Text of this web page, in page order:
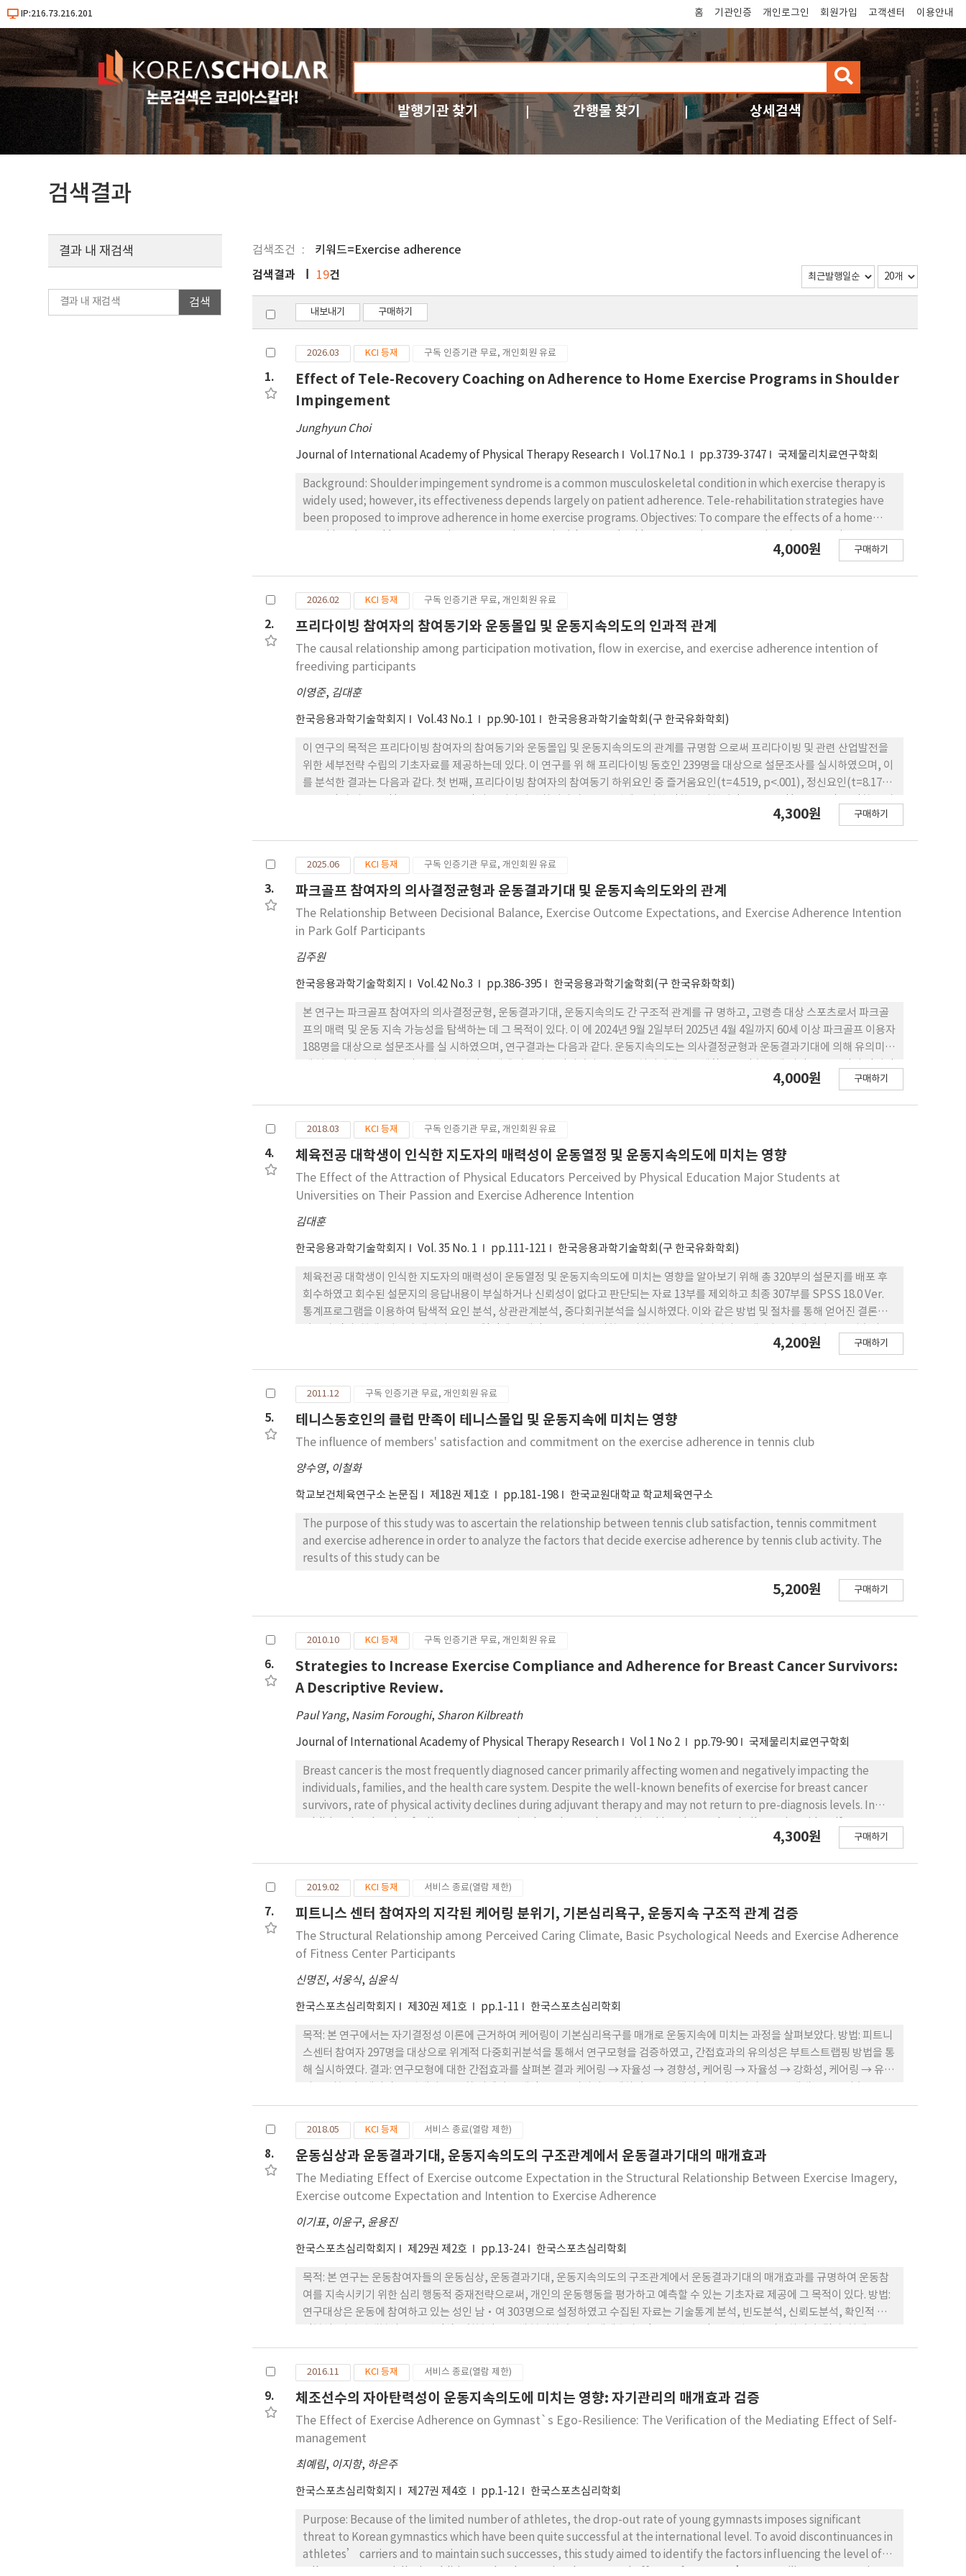
IP:216.73.216.201 홈 기관인증 개인로그인 회원가입 고객센터 이용안내
검
색
발행기관 찾기 간행물 찾기 상세검색
검색결과
검색조건 키워드=Exercise adherence
결과 내 재검색
검색
검색결과 19건
내보내기 구매하기
1.
2026.03 KCI 등재 구독 인증기관 무료, 개인회원 유료
Effect of Tele-Recovery Coaching on Adherence to Home Exercise Programs in Shoulder
Impingement
Junghyun Choi
Journal of International Academy of Physical Therapy Research Vol.17 No.1 pp.3739-3747 국제물리치료연구학회
Background: Shoulder impingement syndrome is a common musculoskeletal condition in which exercise therapy is
widely used; however, its effectiveness depends largely on patient adherence. Tele-rehabilitation strategies have
been proposed to improve adherence in home exercise programs. Objectives: To compare the effects of a home
adherence, pain intensity, and shoulder disability. Design: A randomized controlled trial. Methods: Thirty
group additionally received structured tele-recovery coaching sessions focusing on feedback, goal setting, and
problem-solving strategies. Outcomes included exercise adherence (%), pain intensity (Numeric Rating Scale), and
mixed models and repeated measures ANOVA were used for statistical analysis. Results: The HCHEP group showed
significantly higher adherence and greater improvements in pain and shoulder disability compared with the HEP
group (P<0.01). Significant interactions (group, time) were observed for all outcomes. Conclusion: Tele-recovery
4,000원 구매하기
2.
2026.02 KCI 등재 구독 인증기관 무료, 개인회원 유료
프리다이빙 참여자의 참여동기와 운동몰입 및 운동지속의도의 인과적 관계
The causal relationship among participation motivation, flow in exercise, and exercise adherence intention of
freediving participants
이영준, 김대훈
한국응용과학기술학회지 Vol.43 No.1 pp.90-101 한국응용과학기술학회(구 한국유화학회)
이 연구의 목적은 프리다이빙 참여자의 참여동기와 운동몰입 및 운동지속의도의 관계를 규명함 으로써 프리다이빙 및 관련 산업발전을
위한 세부전략 수립의 기초자료를 제공하는데 있다. 이 연구를 위 해 프리다이빙 동호인 239명을 대상으로 설문조사를 실시하였으며, 이
를 분석한 결과는 다음과 같다. 첫 번째, 프리다이빙 참여자의 참여동기 하위요인 중 즐거움요인(t=4.519, p<.001), 정신요인(t=8.173,
치지 않았다. 두 번째, 프리다이빙 참여자의 참여동기 하위요인 중 사교요인 (t=3.901, p<.001)이 운동지속의도에 유의한 영향을 미쳤지
4,300원 구매하기
3.
2025.06 KCI 등재 구독 인증기관 무료, 개인회원 유료
파크골프 참여자의 의사결정균형과 운동결과기대 및 운동지속의도와의 관계
The Relationship Between Decisional Balance, Exercise Outcome Expectations, and Exercise Adherence Intention
in Park Golf Participants
김주원
한국응용과학기술학회지 Vol.42 No.3 pp.386-395 한국응용과학기술학회(구 한국유화학회)
본 연구는 파크골프 참여자의 의사결정균형, 운동결과기대, 운동지속의도 간 구조적 관계를 규 명하고, 고령층 대상 스포츠로서 파크골
프의 매력 및 운동 지속 가능성을 탐색하는 데 그 목적이 있다. 이 에 2024년 9월 2일부터 2025년 4월 4일까지 60세 이상 파크골프 이용자
188명을 대상으로 설문조사를 실 시하였으며, 연구결과는 다음과 같다. 운동지속의도는 의사결정균형과 운동결과기대에 의해 유의미하
만족 및 사회적 의미 추구의 여가활동으로 재정의하고 있음을 시사하며, 파크골 프 프로그램 개발 시 정서적·사회적 요구를 반영한 맞
초자료로서의 의의를 갖는다.
4,000원 구매하기
4.
2018.03 KCI 등재 구독 인증기관 무료, 개인회원 유료
체육전공 대학생이 인식한 지도자의 매력성이 운동열정 및 운동지속의도에 미치는 영향
The Effect of the Attraction of Physical Educators Perceived by Physical Education Major Students at
Universities on Their Passion and Exercise Adherence Intention
김대훈
한국응용과학기술학회지 Vol. 35 No. 1 pp.111-121 한국응용과학기술학회(구 한국유화학회)
체육전공 대학생이 인식한 지도자의 매력성이 운동열정 및 운동지속의도에 미치는 영향을 알아보기 위해 총 320부의 설문지를 배포 후
회수하였고 회수된 설문지의 응답내용이 부실하거나 신뢰성이 없다고 판단되는 자료 13부를 제외하고 최종 307부를 SPSS 18.0 Ver.
통계프로그램을 이용하여 탐색적 요인 분석, 상관관계분석, 중다회귀분석을 실시하였다. 이와 같은 방법 및 절차를 통해 얻어진 결론은
에 통계적으로 유의한 영향을 미치는 것으로 나타났다. 셋째, 운동열정은 운동지속의 도에 통계적으로 유의한 영향을 미치는 것으로 나
4,200원 구매하기
5.
2011.12 구독 인증기관 무료, 개인회원 유료
테니스동호인의 클럽 만족이 테니스몰입 및 운동지속에 미치는 영향
The influence of members' satisfaction and commitment on the exercise adherence in tennis club
양수영, 이철화
학교보건체육연구소 논문집 제18권 제1호 pp.181-198 한국교원대학교 학교체육연구소
The purpose of this study was to ascertain the relationship between tennis club satisfaction, tennis commitment
and exercise adherence in order to analyze the factors that decide exercise adherence by tennis club activity. The
results of this study can be
5,200원 구매하기
6.
2010.10 KCI 등재 구독 인증기관 무료, 개인회원 유료
Strategies to Increase Exercise Compliance and Adherence for Breast Cancer Survivors:
A Descriptive Review.
Paul Yang, Nasim Foroughi, Sharon Kilbreath
Journal of International Academy of Physical Therapy Research Vol 1 No 2 pp.79-90 국제물리치료연구학회
Breast cancer is the most frequently diagnosed cancer primarily affecting women and negatively impacting the
individuals, families, and the health care system. Despite the well-known benefits of exercise for breast cancer
survivors, rate of physical activity declines during adjuvant therapy and may not return to pre-diagnosis levels. In
strategies that are effective in promoting exercise adherence. Several of the studies use social cognitive theory as a
to encourage adherence to exercise programs and which are readily implemented in most situations have included
distribution of print materials and pedometers, as well as recommendation from the oncologist. Other strategies
psychologist-lead stress management sessions.
4,300원 구매하기
7.
2019.02 KCI 등재 서비스 종료(열람 제한)
피트니스 센터 참여자의 지각된 케어링 분위기, 기본심리욕구, 운동지속 구조적 관계 검증
The Structural Relationship among Perceived Caring Climate, Basic Psychological Needs and Exercise Adherence
of Fitness Center Participants
신명진, 서웅식, 심윤식
한국스포츠심리학회지 제30권 제1호 pp.1-11 한국스포츠심리학회
목적: 본 연구에서는 자기결정성 이론에 근거하여 케어링이 기본심리욕구를 매개로 운동지속에 미치는 과정을 살펴보았다. 방법: 피트니
스센터 참여자 297명을 대상으로 위계적 다중회귀분석을 통해서 연구모형을 검증하였고, 간접효과의 유의성은 부트스트랩핑 방법을 통
해 실시하였다. 결과: 연구모형에 대한 간접효과를 살펴본 결과 케어링 → 자율성 → 경향성, 케어링 → 자율성 → 강화성, 케어링 → 유능
화시키는 것으로 나타났다. 결론: 본 연구를 통해 케어링이 운동지속에 미치는 심리적 변화과정이 기본심리욕구를 매개로 이루어짐 을 알
수 있었다. 이런 결과는 지도자를 위한 효율적인 케어링 지도법 개발 시 기본심리욕구 향상을 위한 전략을 중심으로 이루어져야 함을 의
미한다.
8.
2018.05 KCI 등재 서비스 종료(열람 제한)
운동심상과 운동결과기대, 운동지속의도의 구조관계에서 운동결과기대의 매개효과
The Mediating Effect of Exercise outcome Expectation in the Structural Relationship Between Exercise Imagery,
Exercise outcome Expectation and Intention to Exercise Adherence
이기표, 이윤구, 윤용진
한국스포츠심리학회지 제29권 제2호 pp.13-24 한국스포츠심리학회
목적: 본 연구는 운동참여자들의 운동심상, 운동결과기대, 운동지속의도의 구조관계에서 운동결과기대의 매개효과를 규명하여 운동참
여를 지속시키기 위한 심리 행동적 중재전략으로써, 개인의 운동행동을 평가하고 예측할 수 있는 기초자료 제공에 그 목적이 있다. 방법:
연구대상은 운동에 참여하고 있는 성인 남·여 303명으로 설정하였고 수집된 자료는 기술통계 분석, 빈도분석, 신뢰도분석, 확인적 요
심상은 운동결과기대에 긍정적인 영향을 미치는 것으로 나타났다. 둘째, 운동심상은 운동지속의도에 긍정적 영향을 미치는 것으로 나타
났다. 셋째, 운동결과기대는 운동지속의도에 긍정적인 영향을 미치는 것으로 나타났다. 넷째, 운동심상과 운동지속의도의 관계에서 운동
결과기대는 부분 매개하는 것으로 나타났다. 결론: 운동심상, 운동결과기대, 운동지속의도는 상호 긍정적인 영향관계가 있으며, 운동심
상과 운동지속의도의 관계에서 운동결과기대는 매개효과가 있음을 확인하였다. 그러나 국내에서 일반운동참여자들의 운동심상 연구가
아직 초기단계인 점을 고려할 때, 운동행동과 관련된 운동심상의 효과를 확인하는 지속적인 후속연구가 필요하다.
9.
2016.11 KCI 등재 서비스 종료(열람 제한)
체조선수의 자아탄력성이 운동지속의도에 미치는 영향: 자기관리의 매개효과 검증
The Effect of Exercise Adherence on Gymnast`s Ego-Resilience: The Verification of the Mediating Effect of Self-
management
최예림, 이지항, 하은주
한국스포츠심리학회지 제27권 제4호 pp.1-12 한국스포츠심리학회
Purpose: Because of the limited number of athletes, the drop-out rate of young gymnasts imposes significant
threat to Korean gymnastics which have been quite successful at the international level. To avoid discontinuances in
athletes’ carriers and to maintain such successes, this study aimed to identify the factors influencing the level of